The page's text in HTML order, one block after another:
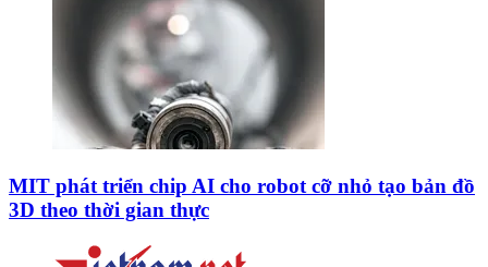
MIT phát triển chip AI cho robot cỡ nhỏ tạo bản đồ
3D theo thời gian thực